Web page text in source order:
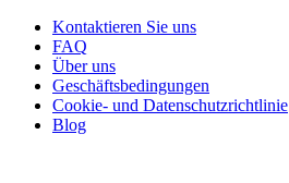
Kontaktieren Sie uns
FAQ
Über uns
Geschäftsbedingungen
Cookie- und Datenschutzrichtlinie
Blog